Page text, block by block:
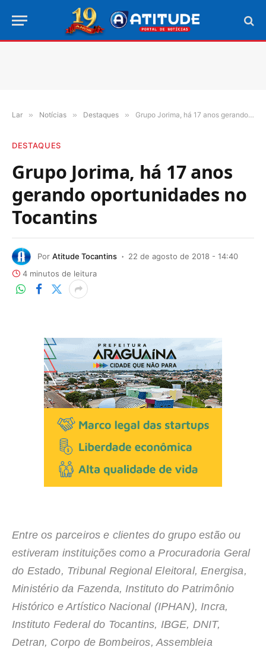
Lar » Notícias » Destaques » Grupo Jorima, há 17 anos gerando oportunidades no Tocantins
DESTAQUES
Grupo Jorima, há 17 anos
gerando oportunidades no
Tocantins
Por Atitude Tocantins
22 de agosto de 2018 - 14:40
4 minutos de leitura
Entre os parceiros e clientes do grupo estão ou
estiveram instituições como a Procuradoria Geral
do Estado, Tribunal Regional Eleitoral, Energisa,
Ministério da Fazenda, Instituto do Patrimônio
Histórico e Artístico Nacional (IPHAN), Incra,
Instituto Federal do Tocantins, IBGE, DNIT,
Detran, Corpo de Bombeiros, Assembleia